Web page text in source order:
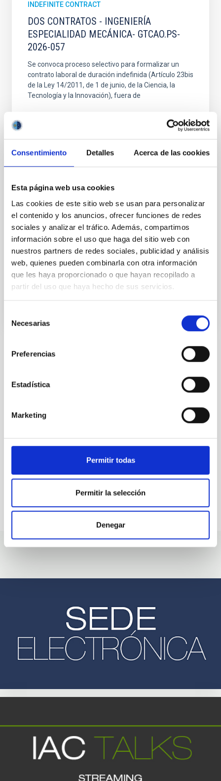
Consentimiento Detalles Acerca de las cookies
Esta página web usa cookies
Las cookies de este sitio web se usan para personalizar
el contenido y los anuncios, ofrecer funciones de redes
sociales y analizar el tráfico. Además, compartimos
información sobre el uso que haga del sitio web con
nuestros partners de redes sociales, publicidad y análisis
web, quienes pueden combinarla con otra información
que les haya proporcionado o que hayan recopilado a
partir del uso que haya hecho de sus servicios.
Necesarias
Preferencias
Estadística
Marketing
Permitir todas
Permitir la selección
Denegar
INDEFINITE CONTRACT
DOS CONTRATOS - INGENIERÍA
ESPECIALIDAD MECÁNICA- GTCAO.PS-
2026-057
Se convoca proceso selectivo para formalizar un
contrato laboral de duración indefinida (Artículo 23bis
de la Ley 14/2011, de 1 de junio, de la Ciencia, la
Tecnología y la Innovación), fuera de
UN CONTRATO - TÉCNICO/A DE TALLER -
ESPECIALIDAD MECÁNICA- FIJO
LABORAL - PS-2026-032
Se convoca proceso selectivo para el ingreso, como
personal laboral fijo, de un puesto de trabajo con la
categoría profesional de Técnico/a de Taller, acogido
al Convenio y que tendrá, entre otras
looking for people with
talent.